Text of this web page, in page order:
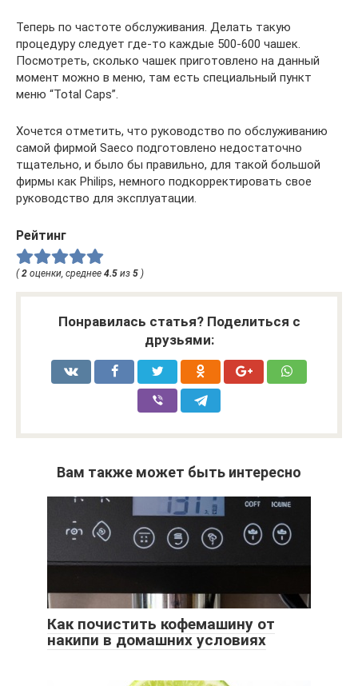
Теперь по частоте обслуживания. Делать такую
процедуру следует где-то каждые 500-600 чашек.
Посмотреть, сколько чашек приготовлено на данный
момент можно в меню, там есть специальный пункт
меню “Total Caps”.
Хочется отметить, что руководство по обслуживанию
самой фирмой Saeco подготовлено недостаточно
тщательно, и было бы правильно, для такой большой
фирмы как Philips, немного подкорректировать свое
руководство для эксплуатации.
Рейтинг
(2 оценки, среднее 4.5 из 5 )
Понравилась статья? Поделиться с
друзьями:
Вам также может быть интересно
Как почистить кофемашину от
накипи в домашних условиях